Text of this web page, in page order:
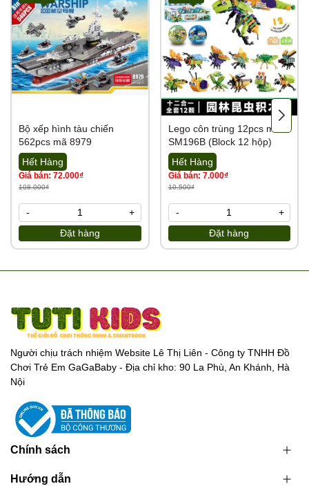
Bộ xếp hình tàu chiến
562pcs mã 8979
Hết Hàng
Giá bán: 72.000₫
108.000₫
Đặt hàng
- +
Lego côn trùng 12pcs mã
SM196B (Block 12 hộp)
Hết Hàng
Giá bán: 7.000₫
10.500₫
Đặt hàng
- +
Người chịu trách nhiệm Website Lê Thị Liên - Công ty TNHH Đồ
Chơi Trẻ Em GaGaBaby - Địa chỉ kho: 90 La Phù, An Khánh, Hà
Nội
Chính sách
Hướng dẫn